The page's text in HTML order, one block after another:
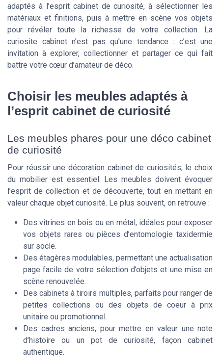
adaptés à l’esprit cabinet de curiosité, à sélectionner les
matériaux et finitions, puis à mettre en scène vos objets
pour révéler toute la richesse de votre collection. La
curiosite cabinet n’est pas qu’une tendance : c’est une
invitation à explorer, collectionner et partager ce qui fait
battre votre cœur d’amateur de déco.
Choisir les meubles adaptés à
l’esprit cabinet de curiosité
Les meubles phares pour une déco cabinet
de curiosité
Pour réussir une décoration cabinet de curiosités, le choix
du mobilier est essentiel. Les meubles doivent évoquer
l’esprit de collection et de découverte, tout en mettant en
valeur chaque objet curiosité. Le plus souvent, on retrouve :
Des vitrines en bois ou en métal, idéales pour exposer
vos objets rares ou pièces d’entomologie taxidermie
sur socle.
Des étagères modulables, permettant une actualisation
page facile de votre sélection d’objets et une mise en
scène renouvelée.
Des cabinets à tiroirs multiples, parfaits pour ranger de
petites collections ou des objets de coeur à prix
unitaire ou promotionnel.
Des cadres anciens, pour mettre en valeur une note
d’histoire ou un pot de curiosité, façon cabinet
authentique.